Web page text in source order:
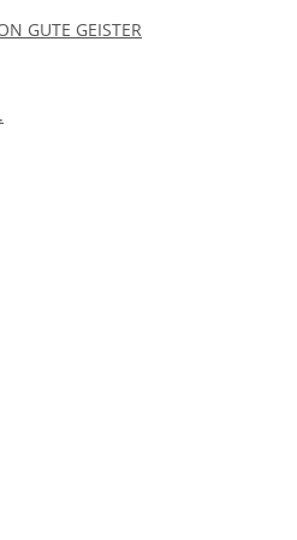
GUTE GEISTER